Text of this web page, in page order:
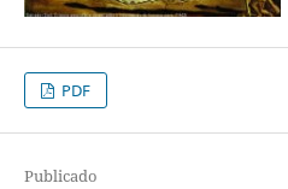
PDF
Publicado